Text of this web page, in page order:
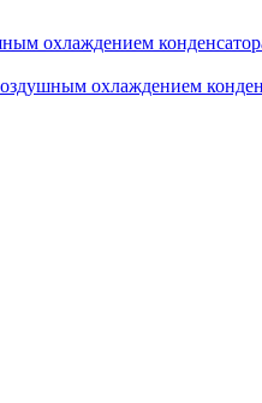
охлаждением
охлаждением